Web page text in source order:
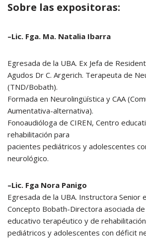
Sobre las expositoras:
–Lic. Fga. Ma. Natalia Ibarra
Egresada de la UBA. Ex Jefa de
Agudos Dr C. Argerich. Terapeuta de
(TND/Bobath).
Formada en Neurolingüística y CAA
Aumentativa-alternativa).
Fonoaudióloga de CIREN, Centro
rehabilitación para
pacientes pediátricos y adolescentes
neurológico.
–Lic. Fga Nora Panigo
Egresada de la UBA. Instructora Senior
Concepto Bobath-Directora asociada
educativo terapéutico y de
pediátricos y adolescentes con déficit